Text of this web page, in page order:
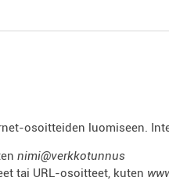
osoitteiden luomiseen.
nimi@verkkotunnus
tai URL-osoitteet, kuten